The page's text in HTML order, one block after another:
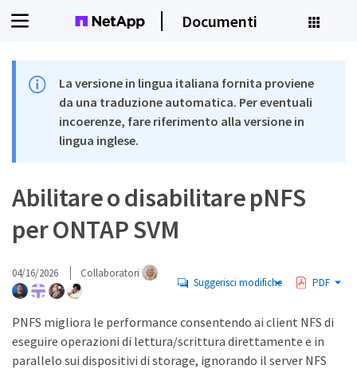
Documenti
La versione in lingua italiana fornita proviene
da una traduzione automatica. Per eventuali
incoerenze, fare riferimento alla versione in
lingua inglese.
Abilitare o disabilitare pNFS
per ONTAP SVM
04/16/2026 Collaboratori
Suggerisci modifiche PDF
PNFS migliora le performance consentendo ai client NFS di
eseguire operazioni di lettura/scrittura direttamente e in
parallelo sui dispositivi di storage, ignorando il server NFS